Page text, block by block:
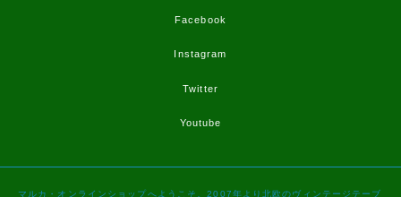
Facebook
Instagram
Twitter
Youtube
マルカ・オンラインショップへようこそ。2007年より北欧のヴィンテージテーブ